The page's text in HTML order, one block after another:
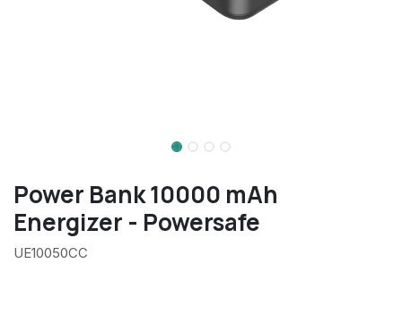
Power Bank 10000 mAh
Energizer - Powersafe
UE10050CC